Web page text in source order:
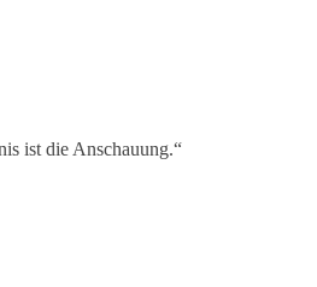
ist die Anschauung.“